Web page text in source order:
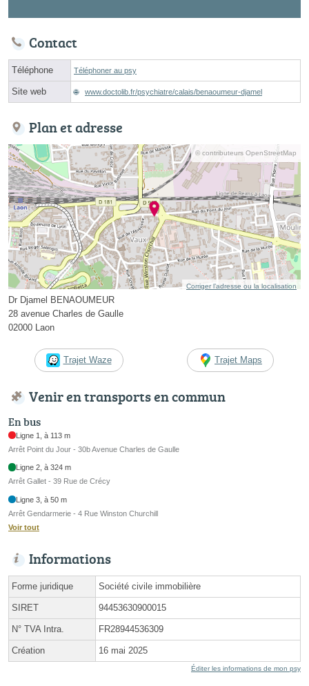
Contact
Téléphone Téléphoner au psy
Site web www.doctolib.fr/psychiatre/calais/benaoumeur-djamel
Plan et adresse
© contributeurs OpenStreetMap
Corriger l’adresse ou la localisation
Dr Djamel BENAOUMEUR
28 avenue Charles de Gaulle
02000 Laon
Trajet Waze Trajet Maps
Venir en transports en commun
En bus
Ligne 1, à 113 m
Arrêt Point du Jour - 30b Avenue Charles de Gaulle
Ligne 2, à 324 m
Arrêt Gallet - 39 Rue de Crécy
Ligne 3, à 50 m
Arrêt Gendarmerie - 4 Rue Winston Churchill
Voir tout
Informations
Forme juridique Société civile immobilière
SIRET 94453630900015
N° TVA Intra. FR28944536309
Création 16 mai 2025
Éditer les informations de mon psy